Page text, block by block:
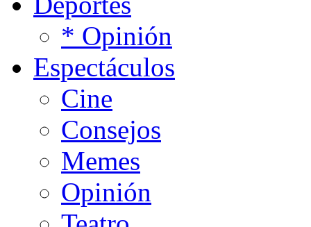
* Opinión
Espectáculos
Cine
Consejos
Memes
Opinión